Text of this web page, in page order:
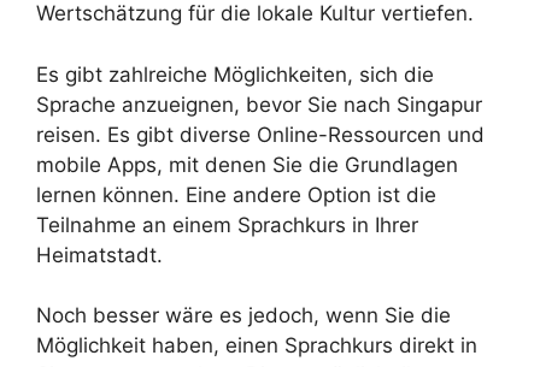
Wertschätzung für die lokale Kultur vertiefen.
Es gibt zahlreiche Möglichkeiten, sich die
Sprache anzueignen, bevor Sie nach Singapur
reisen. Es gibt diverse Online-Ressourcen und
mobile Apps, mit denen Sie die Grundlagen
lernen können. Eine andere Option ist die
Teilnahme an einem Sprachkurs in Ihrer
Heimatstadt.
Noch besser wäre es jedoch, wenn Sie die
Möglichkeit haben, einen Sprachkurs direkt in